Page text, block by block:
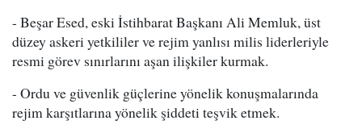
- Beşar Esed, eski İstihbarat Başkanı Ali Memluk, üst
düzey askeri yetkililer ve rejim yanlısı milis liderleriyle
resmi görev sınırlarını aşan ilişkiler kurmak.
- Ordu ve güvenlik güçlerine yönelik konuşmalarında
rejim karşıtlarına yönelik şiddeti teşvik etmek.